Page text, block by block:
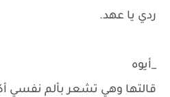
ردي يا عهد.
_أيوه
قالتها وهي تشعر بألم نفسي